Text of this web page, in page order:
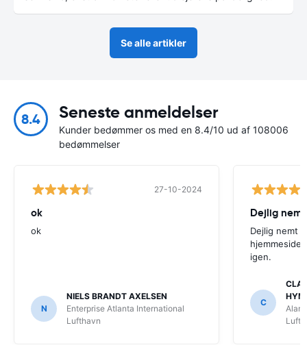
Se alle artikler
8.4 Seneste anmeldelser
Kunder bedømmer os med en 8.4/10 ud af 108006
bedømmelser
27-10-2024
ok
ok
N
NIELS BRANDT AXELSEN
Enterprise Atlanta International
Lufthavn
Dejlig
Dejlig nemt
igen.
C